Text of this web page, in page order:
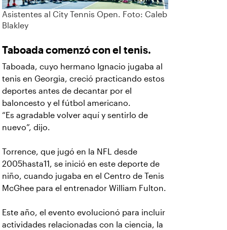
Asistentes al City Tennis Open. Foto: Caleb
Blakley
Taboada comenzó con el tenis.
Taboada, cuyo hermano Ignacio jugaba al
tenis en Georgia, creció practicando estos
deportes antes de decantar por el
baloncesto y el fútbol americano.
“Es agradable volver aquí y sentirlo de
nuevo”, dijo.
Torrence, que jugó en la NFL desde
2005hasta11, se inició en este deporte de
niño, cuando jugaba en el Centro de Tenis
McGhee para el entrenador William Fulton.
Este año, el evento evolucionó para incluir
actividades relacionadas con la ciencia, la